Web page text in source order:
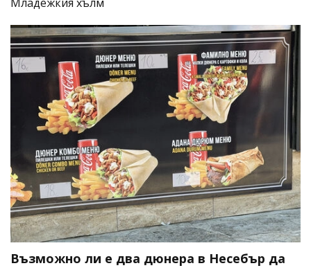
Младежкия хълм
Възможно ли е два дюнера в Несебър да